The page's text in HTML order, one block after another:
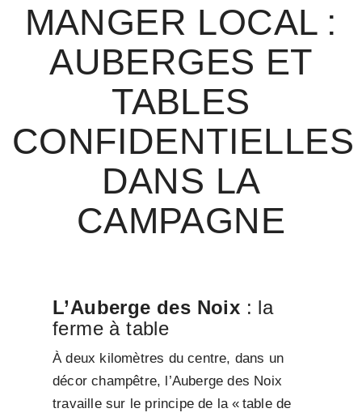
MANGER LOCAL :
AUBERGES ET
TABLES
CONFIDENTIELLES
DANS LA
CAMPAGNE
L’Auberge des Noix : la
ferme à table
À deux kilomètres du centre, dans un
décor champêtre, l’Auberge des Noix
travaille sur le principe de la « table de